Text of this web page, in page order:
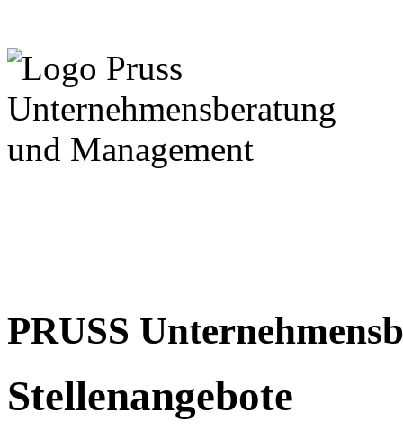
PRUSS
Stellenangebote